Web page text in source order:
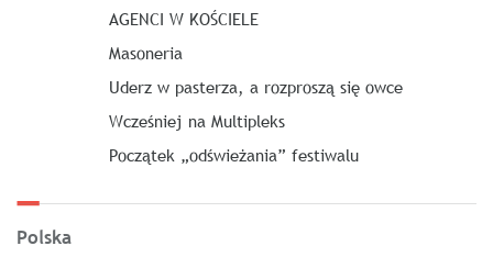
AGENCI W KOŚCIELE
Masoneria
Uderz w pasterza, a rozproszą się owce
Wcześniej na Multipleks
Początek „odświeżania” festiwalu
Polska